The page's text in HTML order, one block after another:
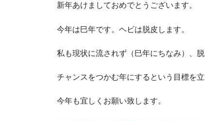
新年あけましておめでとうございます。
今年は巳年です。ヘビは脱皮します。
私も現状に流されず（巳年にちなみ）、
チャンスをつかむ年にするという目標を立
今年も宜しくお願い致します。